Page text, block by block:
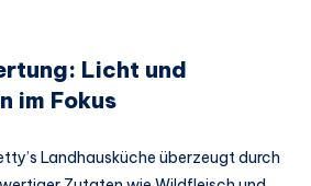
Licht und
im Fokus
Landhausküche überzeugt durch